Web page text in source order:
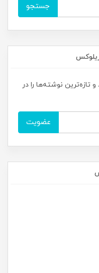
جستجو
نوشته‌ها را در
عضویت